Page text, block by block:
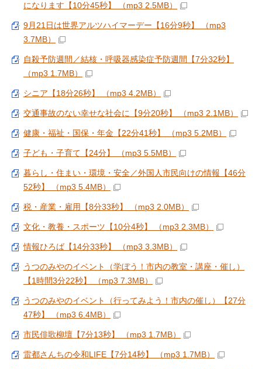
になります【10分45秒】 （mp3 2.5MB）
9月21日は世界アルツハイマーデー【16分9秒】 （mp3
3.7MB）
自殺予防週間／結核・呼吸器感染症予防週間【7分32秒】
（mp3 1.7MB）
シニア【18分26秒】 （mp3 4.2MB）
交通事故のない幸せな社会に【9分20秒】 （mp3 2.1MB）
健康・福祉・国保・年金【22分41秒】 （mp3 5.2MB）
子ども・子育て【24分】 （mp3 5.5MB）
暮らし・住まい・環境・安全／外国人市民向けの情報【46分
52秒】 （mp3 5.4MB）
税・産業・雇用【8分33秒】 （mp3 2.0MB）
文化・教養・スポーツ【10分4秒】 （mp3 2.3MB）
情報ひろば【14分33秒】 （mp3 3.3MB）
うつのみやのイベント（学ぼう！市内の教室・講座・催し）
【1時間3分22秒】 （mp3 7.3MB）
うつのみやのイベント（行ってみよう！市内の催し）【27分
47秒】 （mp3 6.4MB）
市民俳歌柳壇【7分13秒】 （mp3 1.7MB）
雷都さんちの令和LIFE【7分14秒】 （mp3 1.7MB）